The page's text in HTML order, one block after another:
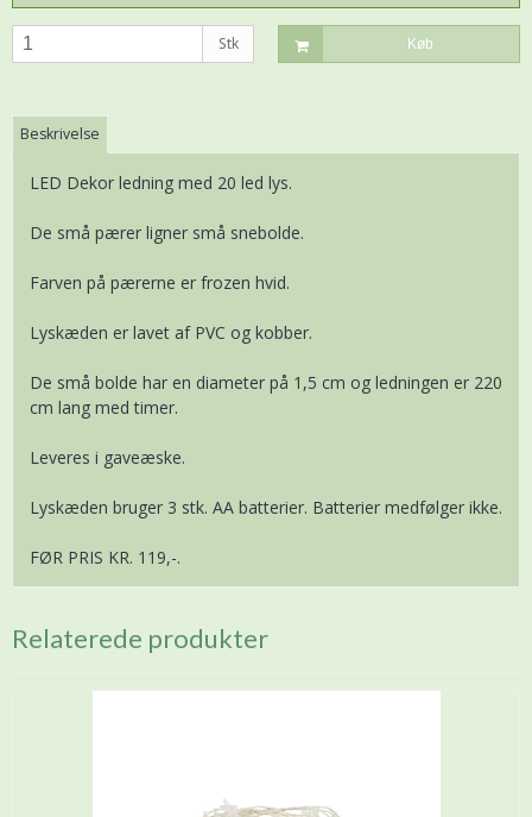
Stk Køb
Beskrivelse
LED Dekor ledning med 20 led lys.
De små pærer ligner små snebolde.
Farven på pærerne er frozen hvid.
Lyskæden er lavet af PVC og kobber.
De små bolde har en diameter på 1,5 cm og ledningen er 220
cm lang med timer.
Leveres i gaveæske.
Lyskæden bruger 3 stk. AA batterier. Batterier medfølger ikke.
FØR PRIS KR. 119,-.
Relaterede produkter